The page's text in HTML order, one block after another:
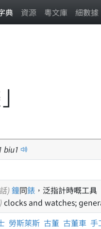
典 資源 粵文庫 細數據
1 biu1
) 鐘同錶 ，泛指計時嘅工具
clocks and watches;
勞斯萊斯 古董 古董車 手